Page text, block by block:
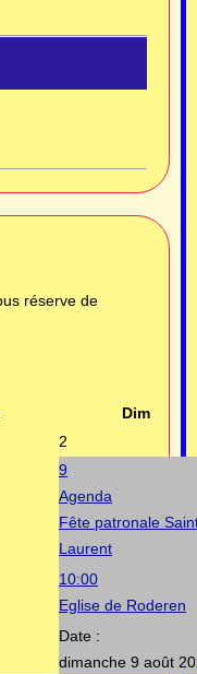
réserve de
Dim
2
9
Agenda
Fête patronale
Laurent
10:00
Eglise de Roderen
Date :
dimanche 9 août